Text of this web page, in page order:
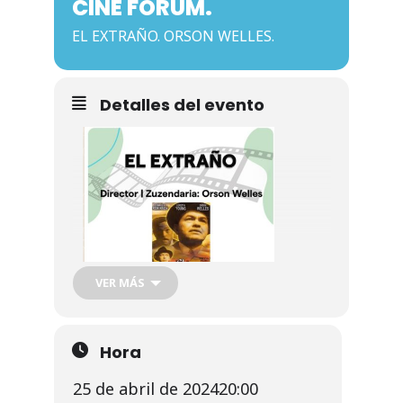
Noticias
Galería
Contacto
CINE FÓRUM.
EL EXTRAÑO. ORSON WELLES.
Detalles del evento
VER MÁS
Hora
25 de abril de 202420:00